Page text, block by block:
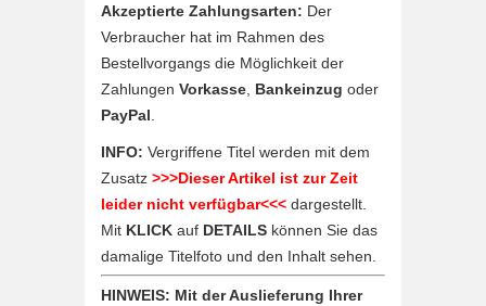
Akzeptierte Zahlungsarten: Der
Verbraucher hat im Rahmen des
Bestellvorgangs die Möglichkeit der
Zahlungen Vorkasse Bankeinzug oder
PayPal
INFO: Vergriffene Titel werden mit dem
Zusatz >>>Dieser Artikel ist zur Zeit
leider nicht verfügbar<<< dargestellt.
Mit KLICK auf DETAILS können Sie das
damalige Titelfoto und den Inhalt sehen.
HINWEIS: Mit der Auslieferung Ihrer